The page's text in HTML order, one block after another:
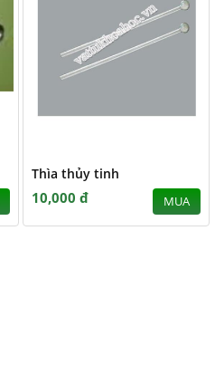
Thìa thủy tinh
10,000 đ MUA